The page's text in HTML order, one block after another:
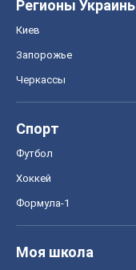
Регионы
Киев
Запорожье
Черкассы
Спорт
Футбол
Хоккей
Формула-1
Моя школа